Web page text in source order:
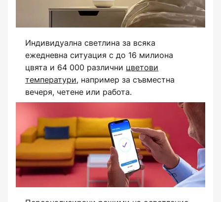
Индивидуална светлина за всяка
ежедневна ситуация с до 16 милиона
цвята и 64 000 различни цветови
температури, например за съвместна
вечеря, четене или работа.